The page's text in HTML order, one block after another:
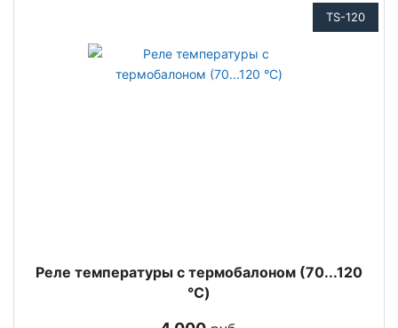
TS-120
Реле температуры с термобалоном (70...120
°C)